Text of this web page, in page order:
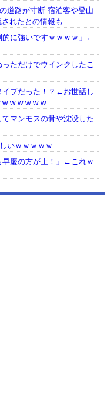
道路が寸断 宿泊客や登山
れたとの情報も
的に強いですｗｗｗｗ」←
ただけでウインクしたこ
イプだった！？←お世話し
w w w w w
マンモスの骨や沈没した
いｗｗｗｗｗ
早慶の方が上！」←これｗ